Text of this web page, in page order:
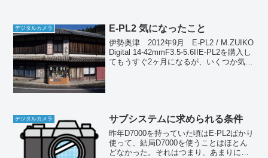
デジタルカメラ E-PL2 気になったこと
伊勢奥津 2012年9月 E-PL2 / M.ZUIKO
Digital 14-42mmF3.5-5.6IIE-PL2を購入し
てもうすぐ2ヶ月になるが、いくつか気に
デジタルカメラ サブシステムに求められる条件
昨年D7000を持っていた頃はE-PL2ばかり
使って、結局D7000を使うことはほとん
どなかった。それはつまり、あまりに巨